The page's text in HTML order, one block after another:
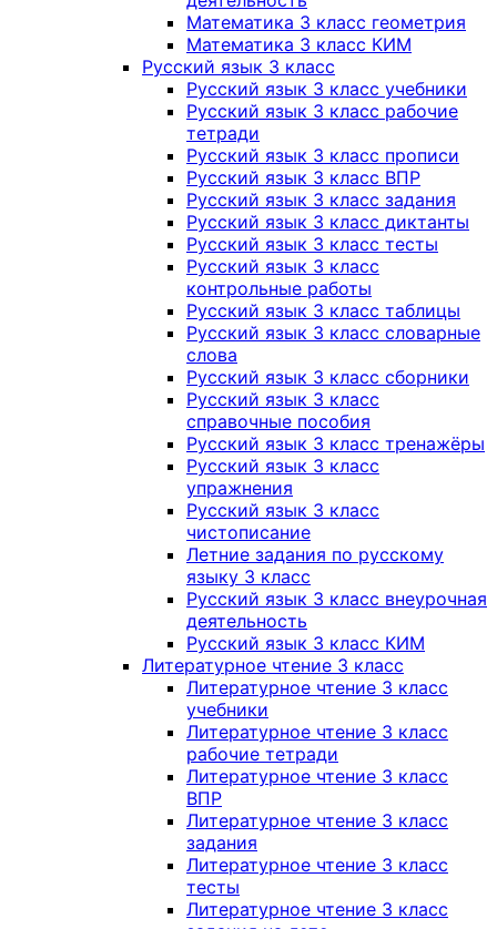
Математика 3 класс геометрия
Математика 3 класс КИМ
Русский язык 3 класс
Русский язык 3 класс учебники
Русский язык 3 класс рабочие
тетради
Русский язык 3 класс прописи
Русский язык 3 класс ВПР
Русский язык 3 класс задания
Русский язык 3 класс диктанты
Русский язык 3 класс тесты
Русский язык 3 класс
контрольные работы
Русский язык 3 класс таблицы
Русский язык 3 класс словарные
слова
Русский язык 3 класс сборники
Русский язык 3 класс
справочные пособия
Русский язык 3 класс тренажёры
Русский язык 3 класс
упражнения
Русский язык 3 класс
чистописание
Летние задания по русскому
языку 3 класс
Русский язык 3 класс внеурочная
деятельность
Русский язык 3 класс КИМ
Литературное чтение 3 класс
Литературное чтение 3 класс
учебники
Литературное чтение 3 класс
рабочие тетради
Литературное чтение 3 класс
ВПР
Литературное чтение 3 класс
задания
Литературное чтение 3 класс
тесты
Литературное чтение 3 класс